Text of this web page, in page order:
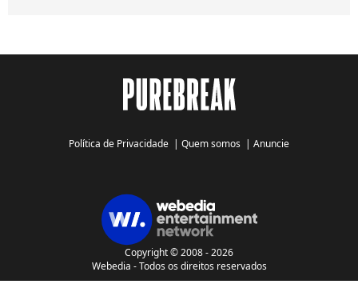
Política de Privacidade | Quem somos | Anuncie
Copyright © 2008 - 2026
Webedia - Todos os direitos reservados